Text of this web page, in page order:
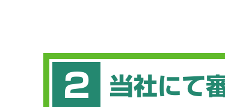
2 当社にて